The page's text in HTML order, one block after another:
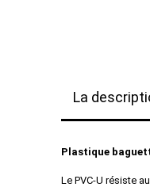
La
Plastique
Le PVC-U résiste